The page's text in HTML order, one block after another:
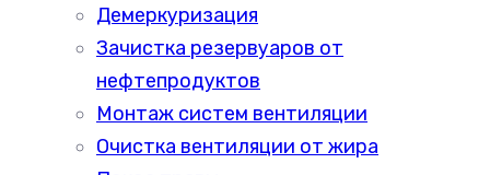
Демеркуризация
Зачистка резервуаров от
нефтепродуктов
Монтаж систем вентиляции
Очистка вентиляции от жира